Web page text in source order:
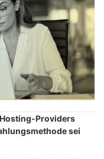
Providers
sei